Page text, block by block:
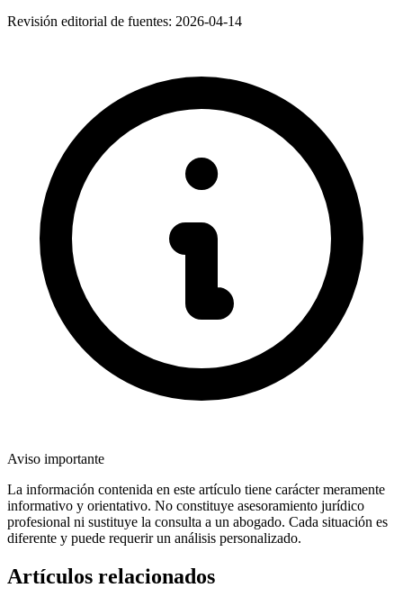
Revisión editorial de fuentes: 2026-04-14
Aviso importante
La información contenida en este artículo tiene carácter meramente
informativo y orientativo. No constituye asesoramiento jurídico
profesional ni sustituye la consulta a un abogado. Cada situación es
diferente y puede requerir un análisis personalizado.
Artículos relacionados